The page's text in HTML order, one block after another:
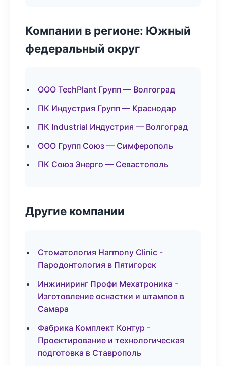
Компании в регионе: Южный
федеральный округ
ООО TechPlant Групп — Волгоград
ПК Индустрия Групп — Краснодар
ПК Industrial Индустрия — Волгоград
ООО Групп Союз — Симферополь
ПК Союз Энерго — Севастополь
Другие компании
Стоматология Harmony Clinic -
Пародонтология в Пятигорск
Инжиниринг Профи Мехатроника -
Изготовление оснастки и штампов в
Самара
Фабрика Комплект Контур -
Проектирование и технологическая
подготовка в Ставрополь